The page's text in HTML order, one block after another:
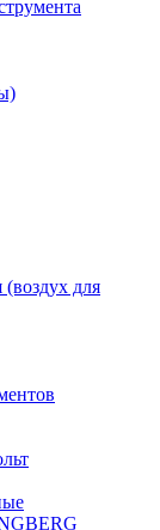
для